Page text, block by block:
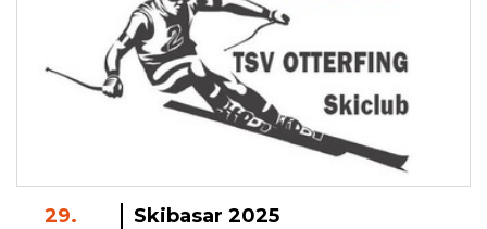
29.
Skibasar 2025